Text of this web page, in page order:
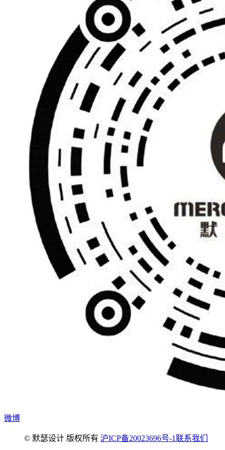
微博
© 默瑟设计 版权所有 沪ICP备20023696号-1联系我们